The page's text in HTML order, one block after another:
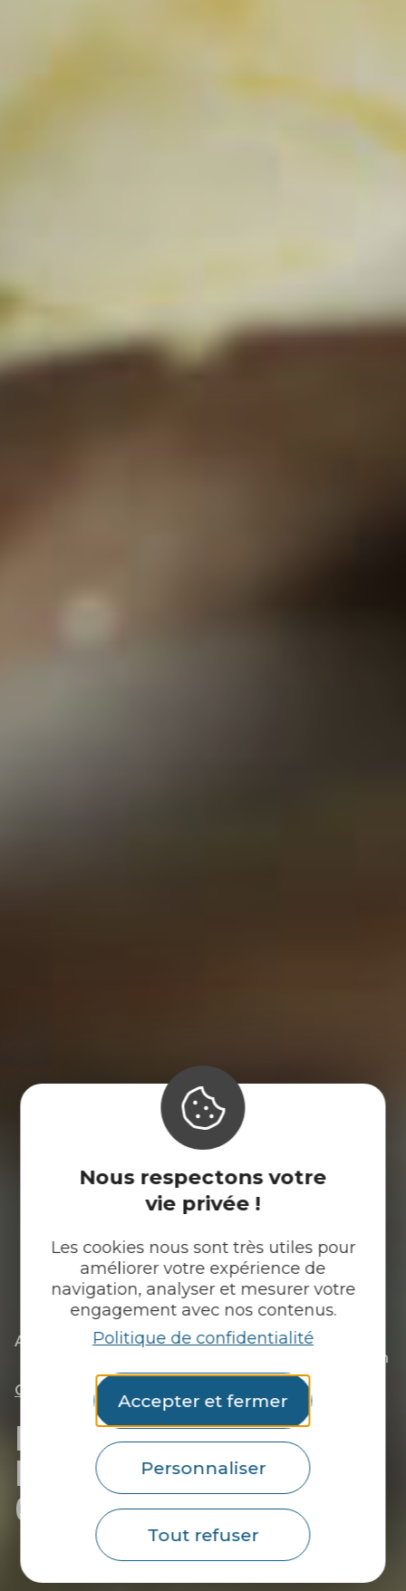
Nous respectons votre
vie privée !
Les cookies nous sont très utiles pour
améliorer votre expérience de
navigation, analyser et mesurer votre
engagement avec nos contenus.
Politique de confidentialité
Accepter et fermer
Personnaliser
Tout refuser
Accueil Tu découvres | Étonnez-moi !
La traversée Gourmande du Pays du roi Morvan
Recettes avec de l’andouille artisanale de
Guémené-sur-Scorff
Recettes avec de
l’andouille artisanale de
Guémené-sur-Scorff